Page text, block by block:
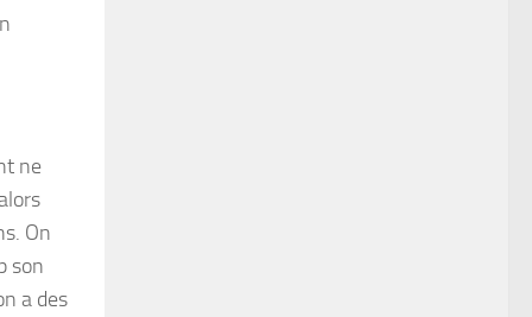
ne
On
son
a des